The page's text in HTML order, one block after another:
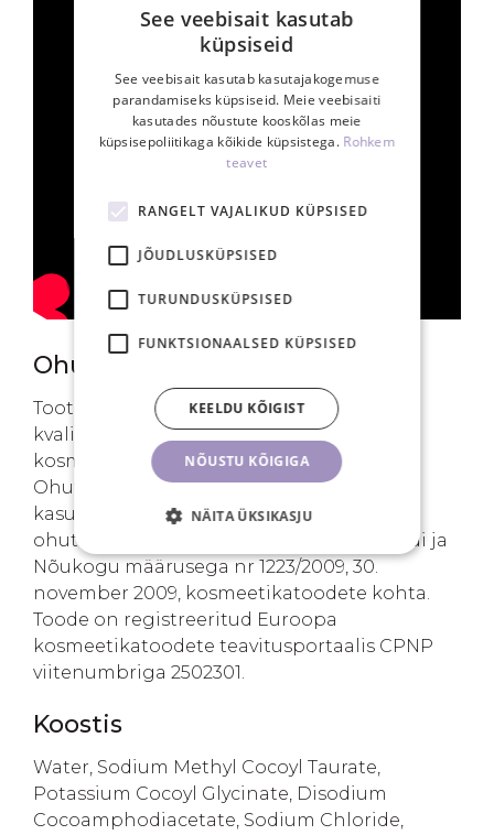
Ohutu kosmeetikatoode
Toote ohutuse kohta on koostatud
kvalifitseeritud spetsialisti poolt
kosmeetikatoote ohutushinnang.
Ohutushinnangu käigus on toode
kasutusjuhiste järgi kasutades hinnatud
ohutuks ja kooskõlas Euroopa Parlamendi ja
Nõukogu määrusega nr 1223/2009, 30.
november 2009, kosmeetikatoodete kohta.
Toode on registreeritud Euroopa
kosmeetikatoodete teavitusportaalis CPNP
viitenumbriga 2502301.
Koostis
Water, Sodium Methyl Cocoyl Taurate,
Potassium Cocoyl Glycinate, Disodium
Cocoamphodiacetate, Sodium Chloride,
See veebisait kasutab
küpsiseid
See veebisait kasutab kasutajakogemuse
parandamiseks küpsiseid. Meie veebisaiti
kasutades nõustute kooskõlas meie
küpsisepoliitikaga kõikide küpsistega. Rohkem
teavet
RANGELT VAJALIKUD KÜPSISED
JÕUDLUSKÜPSISED
TURUNDUSKÜPSISED
FUNKTSIONAALSED KÜPSISED
NÕUSTU KÕIGIGA
KEELDU KÕIGIST
NÄITA ÜKSIKASJU